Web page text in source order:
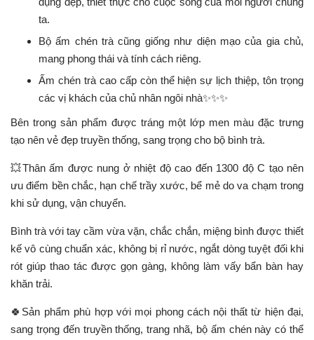
ta.
Bộ ấm chén trà cũng giống như diện mạo của gia chủ,
mang phong thái và tính cách riêng.
Ấm chén trà cao cấp còn thể hiện sự lịch thiệp, tôn trọng
các vị khách của chủ nhân ngôi nhà✨✨✨
Bên trong sản phẩm được tráng một lớp men màu đặc trưng
tạo nên vẻ đẹp truyền thống, sang trọng cho bộ bình trà.
💥Thân ấm được nung ở nhiệt độ cao đến 1300 độ C tạo nên
ưu điểm bền chắc, hạn chế trầy xước, bể mẻ do va chạm trong
khi sử dụng, vận chuyển.
Bình trà với tay cầm vừa vặn, chắc chắn, miệng bình được thiết
kế vô cùng chuẩn xác, không bị rỉ nước, ngắt dòng tuyệt đối khi
rót giúp thao tác được gọn gàng, không làm vấy bẩn bàn hay
khăn trải.
🍀Sản phẩm phù hợp với mọi phong cách nội thất từ hiện đại,
sang trọng đến truyền thống, trang nhã, bộ ấm chén này có thể